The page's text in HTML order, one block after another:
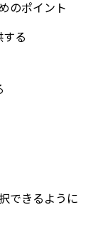
のポイント
る
できるように